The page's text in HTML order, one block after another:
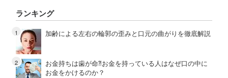
ランキング
加齢による左右の輪郭の歪みと口元の曲がりを徹底解説
お金持ちは歯が命⁈お金を持っている人はなぜ口の中に
お金をかけるのか？